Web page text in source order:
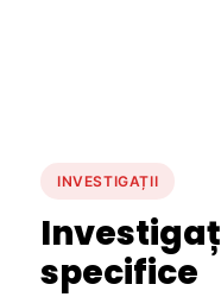
INVESTIGAȚII
specifice